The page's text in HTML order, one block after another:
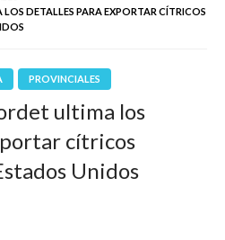
DETALLES PARA EXPORTAR CÍTRICOS
PROVINCIALES
ultima los
cítricos
Unidos